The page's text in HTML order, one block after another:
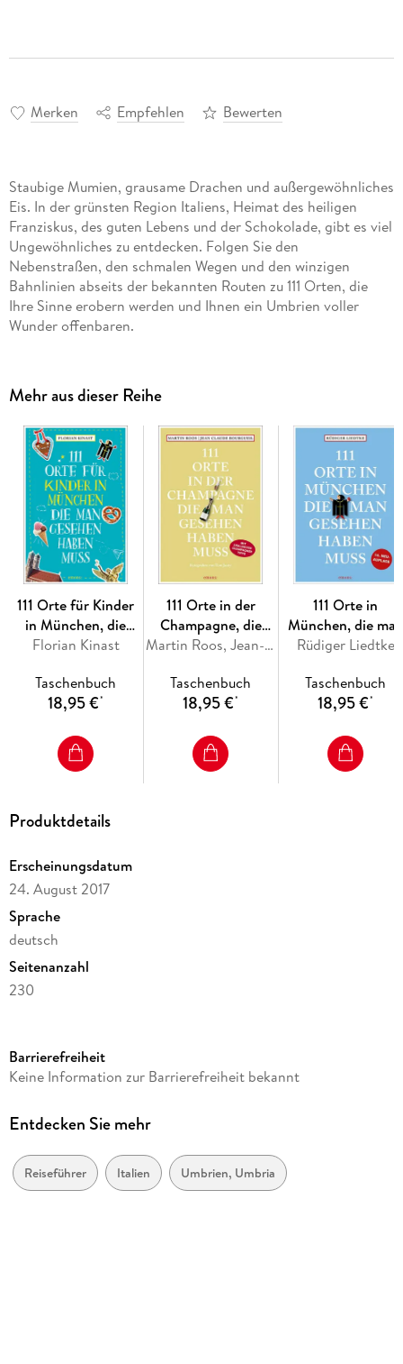
Merken Empfehlen Bewerten
Staubige Mumien, grausame Drachen und außergewöhnliches
Eis. In der grünsten Region Italiens, Heimat des heiligen
Franziskus, des guten Lebens und der Schokolade, gibt es viel
Ungewöhnliches zu entdecken. Folgen Sie den
Nebenstraßen, den schmalen Wegen und den winzigen
Bahnlinien abseits der bekannten Routen zu 111 Orten, die
Ihre Sinne erobern werden und Ihnen ein Umbrien voller
Wunder offenbaren.
Mehr aus dieser Reihe
111 Orte für Kinder
in München, die
man gesehen haben
Florian Kinast
Taschenbuch
18,95 €*
111 Orte in der
Champagne, die
man gesehen haben
Martin Roos, Jean-Claude Bourgueil
Taschenbuch
18,95 €*
111 Orte in
München, die man
gesehen haben
Rüdiger Liedtke
Taschenbuch
18,95 €*
Produktdetails
Erscheinungsdatum
24. August 2017
Sprache
deutsch
Seitenanzahl
230
Autor/Autorin
Verlag/Hersteller
Produktart
kartoniert
Barrierefreiheit
Keine Information zur Barrierefreiheit bekannt
Entdecken Sie mehr
Reiseführer Italien Umbrien, Umbria